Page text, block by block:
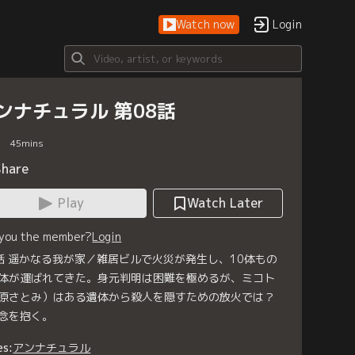
Watch now Login
ナチュラル 第08話
45mins
Play
Watch Later
the member?Login
遥かなる我が家／雑居ビルで火災が発生し、10体もの
が運ばれてきた。身元判明は困難を極めるが、ミコト
さとみ）はある遺体から殺人を隠すための放火では？
を抱く。
アンナチュラル